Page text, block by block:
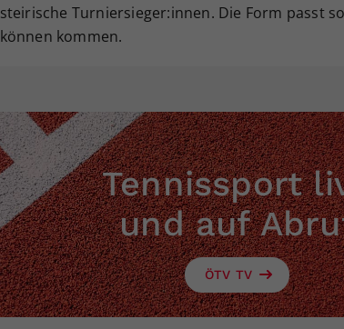
steirische Turniersieger:innen. Die Form passt
können kommen.
Tennissport
und auf
ÖTV TV